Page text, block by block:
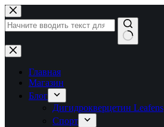
Перейти
к
сути
Ничего
не
найденоГлавная
Магазин
Блог
Дигидрокверцетин Leafens
Спорт